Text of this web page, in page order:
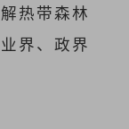
热带森林
界、政界